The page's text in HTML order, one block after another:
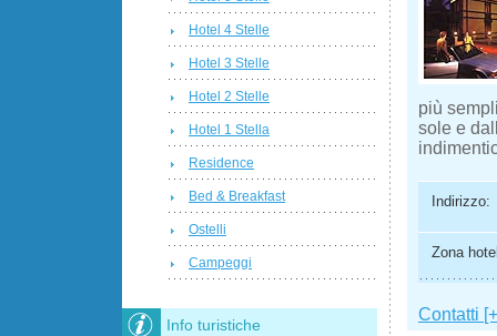
più
sole e
Indirizzo:
Zona
Contatti
Hotel 4 Stelle
Hotel 3 Stelle
Hotel 2 Stelle
Hotel 1 Stella
Residence
Bed & Breakfast
Ostelli
Campeggi
Info turistiche